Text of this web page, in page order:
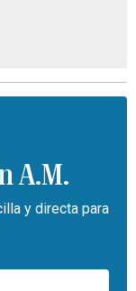
A.M.
y directa para